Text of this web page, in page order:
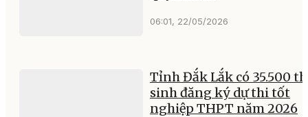
06:01, 22/05/2026
Tỉnh Đắk Lắk có 35.500
sinh đăng ký dự thi tốt
nghiệp THPT năm 2026